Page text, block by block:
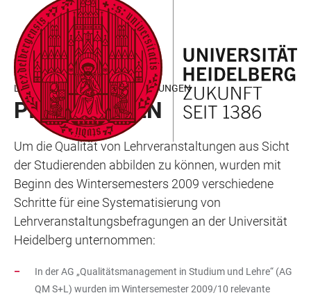
LINKS
ZUR
BARRIEREFREIHEIT
ZUM
HAUPTINHALT
HAUPTNAVIGATION
ÖFFNEN
WEBSEITENSUCHE
ÖFFNEN
SYSTEMATISIERUNG VON
LEHRVERANSTALTUNGSBEFRAGUNGEN
PILOTPHASEN
Um die Qualität von Lehrveranstaltungen aus Sicht
der Studierenden abbilden zu können, wurden mit
Beginn des Wintersemesters 2009 verschiedene
Schritte für eine Systematisierung von
Lehrveranstaltungsbefragungen an der Universität
Heidelberg unternommen:
In der AG „Qualitätsmanagement in Studium und Lehre“ (AG
QM S+L) wurden im Wintersemester 2009/10 relevante